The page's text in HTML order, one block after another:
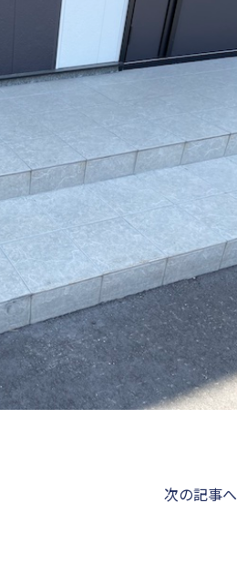
次の記事へ